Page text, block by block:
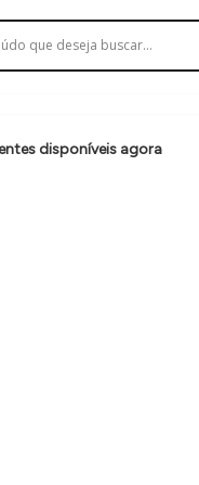
disponíveis agora